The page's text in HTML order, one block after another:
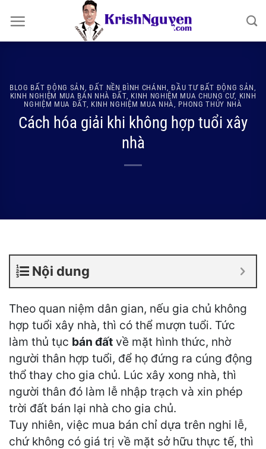
qua
nội
BLOG BẤT ĐỘNG SẢN ĐẤT NỀN BÌNH CHÁNH ,ĐẦU TƯ BẤT ĐỘNG SẢN
KINH NGHIỆM MUA BÁN NHÀ ĐẤT, KINH NGHIỆM MUA CHUNG CƯ, KINH
NGHIỆM MUA ĐẤT, KINH NGHIỆM MUA NHÀ PHONG THỦY NHÀ
Cách hóa giải khi không hợp tuổi xây
nhà
Nội dung
Theo quan niệm dân gian, nếu gia chủ không
hợp tuổi xây nhà, thì có thể mượn tuổi. Tức
làm thủ tục bán đất về mặt hình thức, nhờ
người thân hợp tuổi, để họ đứng ra cúng động
thổ thay cho gia chủ. Lúc xây xong nhà, thì
người thân đó làm lễ nhập trạch và xin phép
trời đất bán lại nhà cho gia chủ.
Tuy nhiên, việc mua bán chỉ dựa trên nghi lễ,
chứ không có giá trị về mặt sở hữu thực tế, thì